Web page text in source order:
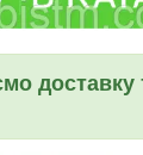
доставку